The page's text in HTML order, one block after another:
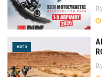
MOTO